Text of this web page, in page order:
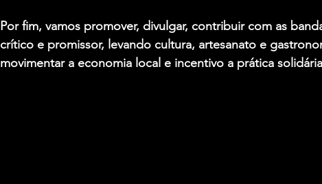
Por fim, vamos promover, divulgar, contribuir com as
crítico e promissor, levando cultura, artesanato e
movimentar a economia local e incentivo a prática